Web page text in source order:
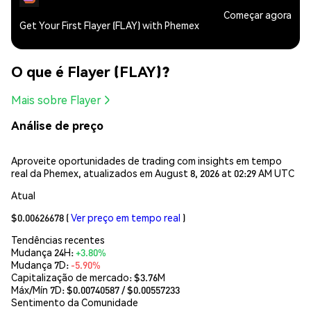
Get Your First Flayer (FLAY) with Phemex
Começar agora
O que é Flayer (FLAY)?
Mais sobre Flayer
Análise de preço
Aproveite oportunidades de trading com insights em tempo
real da Phemex, atualizados em August 8, 2026 at 02:29 AM UTC
Atual
$0.00626678 (Ver preço em tempo real )
Tendências recentes
Mudança 24H:+3.80%
Mudança 7D: -5.90%
Capitalização de mercado:$3.76M
Máx/Mín 7D: $0.00740587/ $0.00557233
Sentimento da Comunidade